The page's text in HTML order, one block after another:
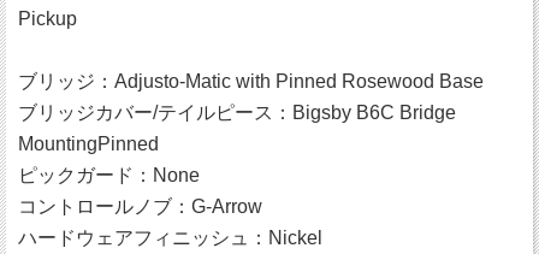
Pickup
ブリッジ：Adjusto-Matic with Pinned Rosewood Base
ブリッジカバー/テイルピース：Bigsby B6C Bridge
MountingPinned
ピックガード：None
コントロールノブ：G-Arrow
ハードウェアフィニッシュ：Nickel